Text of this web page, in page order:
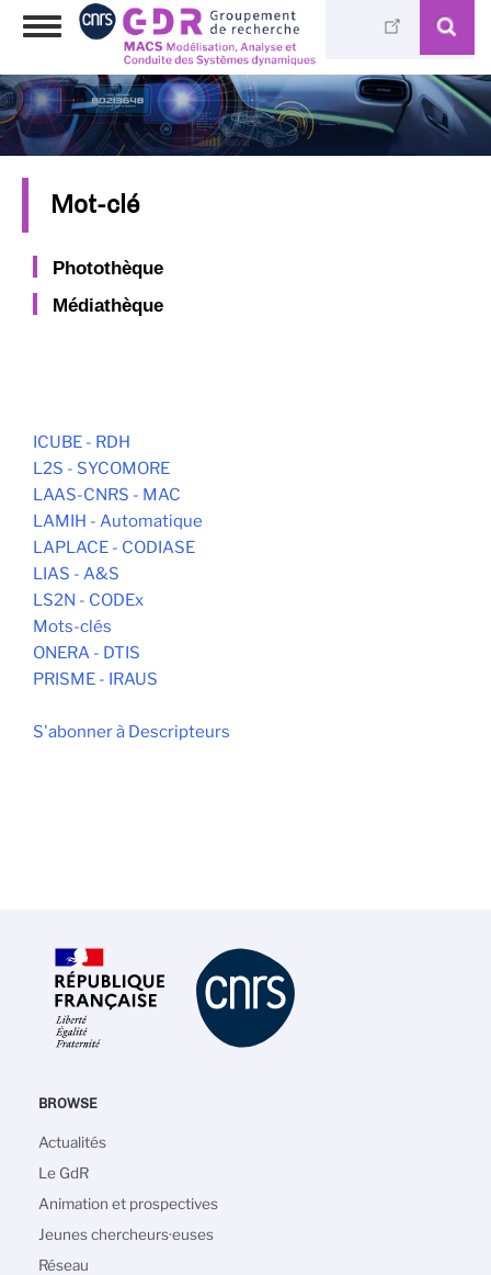
Aller
principal
Toggle
Mot-clé
Photothèque
Médiathèque
ICUBE - RDH
L2S - SYCOMORE
LAAS-CNRS - MAC
LAMIH - Automatique
LAPLACE - CODIASE
LIAS - A&S
LS2N - CODEx
Mots-clés
ONERA - DTIS
PRISME - IRAUS
S'abonner à Descripteurs
BROWSE
Navigation
principale
Actualités
Le GdR
Animation et prospectives
Jeunes chercheurs·euses
Réseau